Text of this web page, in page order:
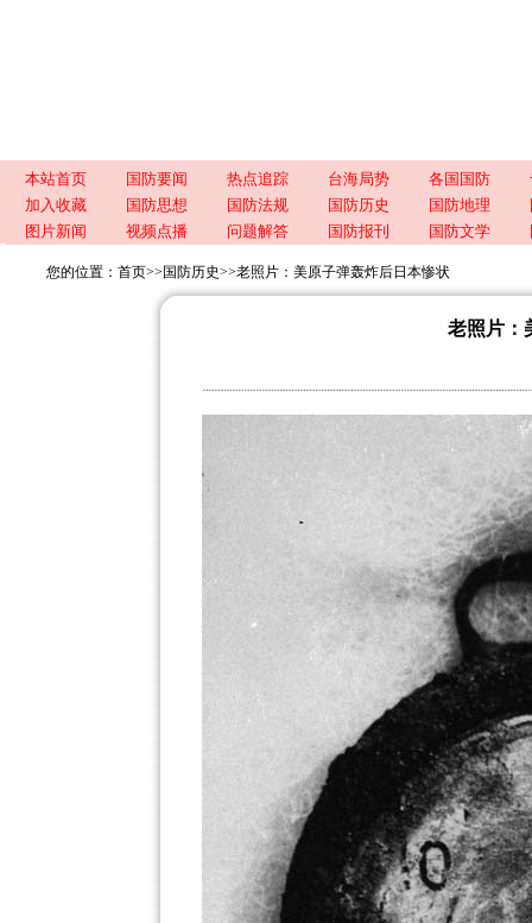
本站首页 国防要闻 热点追踪 台海局势 各国国防
加入收藏
国防思想 国防法规 国防历史 国防地理
图片新闻
视频点播 问题解答 国防报刊 国防文学
您的位置： 首页>> 国防历史>>老照片：美原子弹轰炸后日本惨状
老照片：